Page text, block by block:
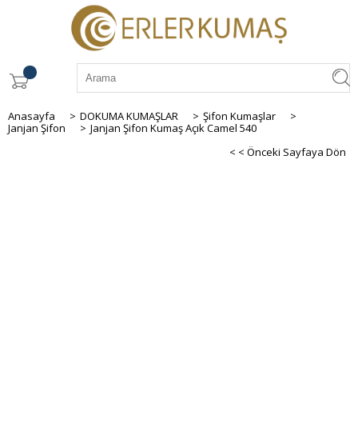
Anasayfa > DOKUMA KUMAŞLAR > Şifon Kumaşlar
>
Janjan Şifon
> Janjan Şifon Kumaş Açık Camel 540
< < Önceki Sayfaya Dön